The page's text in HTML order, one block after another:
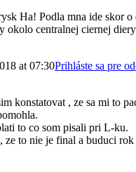
Ha! Podla mna ide skor
okolo centralnej ciernej diery
at 07:30Prihláste sa pre
konstatovat , ze sa mi to
to co som pisali pri L-ku.
ze to nie je final a buduci